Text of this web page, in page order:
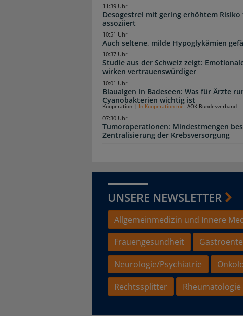
Desogestrel mit gering erhöhtem
assoziiert
11:39 Uhr
Auch seltene, milde Hypoglykämien
10:51 Uhr
Studie aus der Schweiz zeigt:
wirken vertrauenswürdiger
10:37 Uhr
Blaualgen in Badeseen: Was für Ärzte
Cyanobakterien wichtig ist
10:01 Uhr
Tumoroperationen: Mindestmengen
Zentralisierung der Krebsversorgung
Kooperation | In Kooperation mit: AOK-Bundesverband
07:30 Uhr
UNSERE NEWSLETTER
Allgemeinmedizin und Innere
Frauengesundheit
Neurologie/Psychiatrie
Rechtssplitter
Rheumatologie